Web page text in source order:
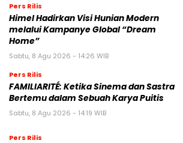
Pers Rilis
Himel Hadirkan Visi Hunian Modern
melalui Kampanye Global “Dream
Home”
Sabtu, 8 Agu 2026 - 14:26 WIB
Pers Rilis
FAMILIARITÉ: Ketika Sinema dan Sastra
Bertemu dalam Sebuah Karya Puitis
Sabtu, 8 Agu 2026 - 14:19 WIB
Pers Rilis